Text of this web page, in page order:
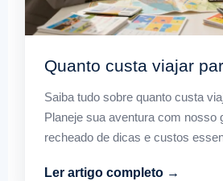
Quanto custa viajar
Saiba tudo sobre quanto custa
Planeje sua aventura com nosso
recheado de dicas e custos
Ler artigo completo →